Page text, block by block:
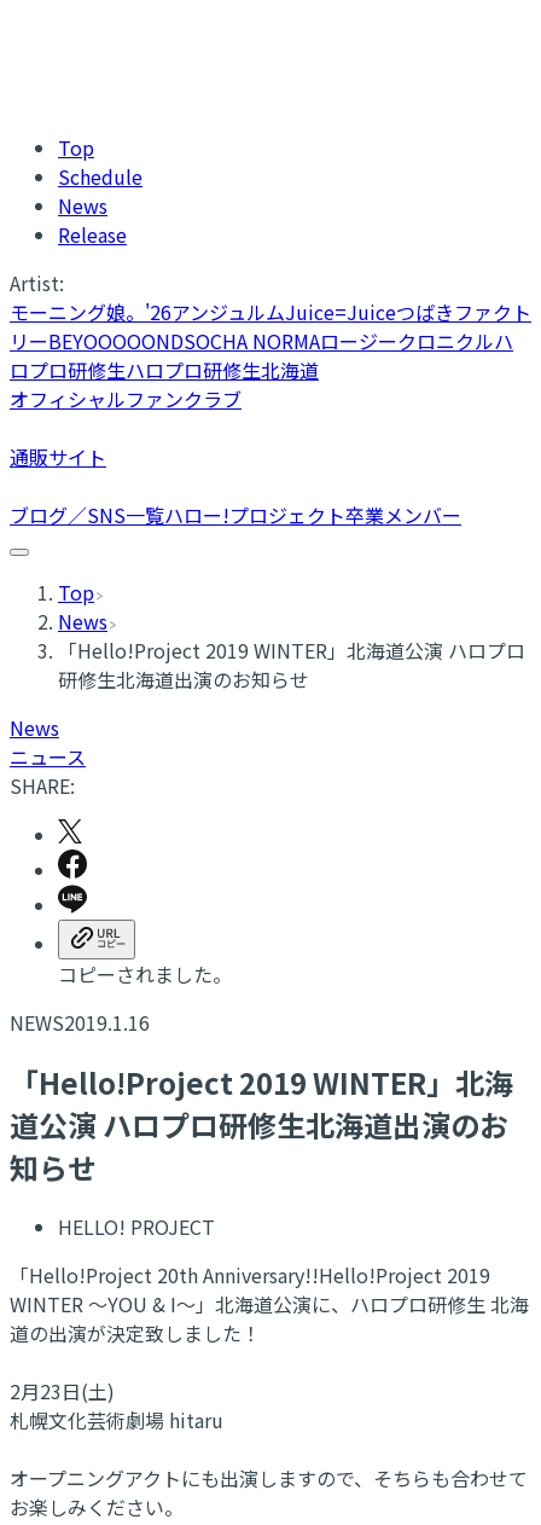
Top
Schedule
News
Release
Artist:
モーニング娘。'26アンジュルムJuice=Juiceつばきファクト
リーBEYOOOOONDSOCHA NORMAロージークロニクルハ
ロプロ研修生ハロプロ研修生北海道
オフィシャルファンクラブ
通販サイト
ブログ／SNS一覧ハロー!プロジェクト卒業メンバー
Top
News
「Hello!Project 2019 WINTER」北海道公演 ハロプロ
研修生北海道出演のお知らせ
News
ニュース
SHARE:
コピーされました。
NEWS2019.1.16
「Hello!Project 2019 WINTER」北海
道公演 ハロプロ研修生北海道出演のお
知らせ
HELLO! PROJECT
「Hello!Project 20th Anniversary!!Hello!Project 2019
WINTER ～YOU & I～」北海道公演に、ハロプロ研修生 北海
道の出演が決定致しました！
2月23日(土)
札幌文化芸術劇場 hitaru
オープニングアクトにも出演しますので、そちらも合わせて
お楽しみください。